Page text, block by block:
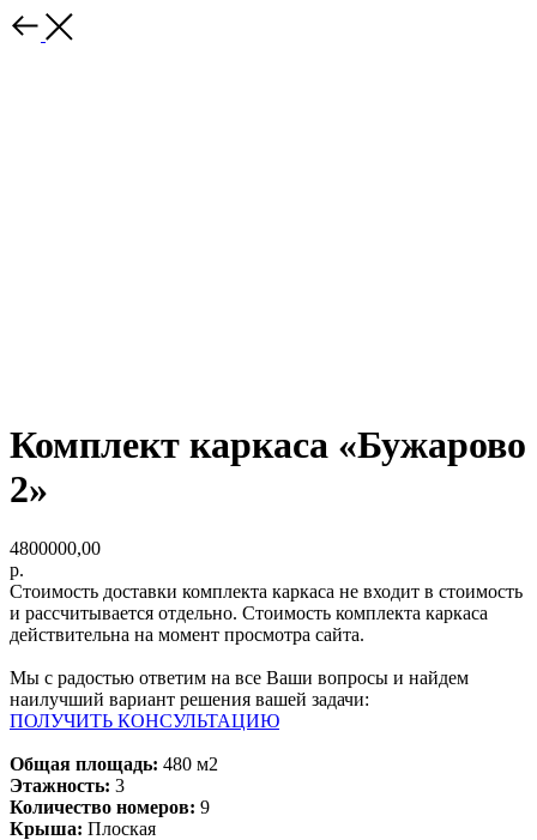
Комплект каркаса «Бужарово
2»
4800000,00
р.
Стоимость доставки комплекта каркаса не входит в стоимость
и рассчитывается отдельно. Стоимость комплекта каркаса
действительна на момент просмотра сайта.
Мы с радостью ответим на все Ваши вопросы и найдем
наилучший вариант решения вашей задачи:
ПОЛУЧИТЬ КОНСУЛЬТАЦИЮ
Общая площадь: 480 м2
Этажность: 3
Количество номеров: 9
Крыша: Плоская